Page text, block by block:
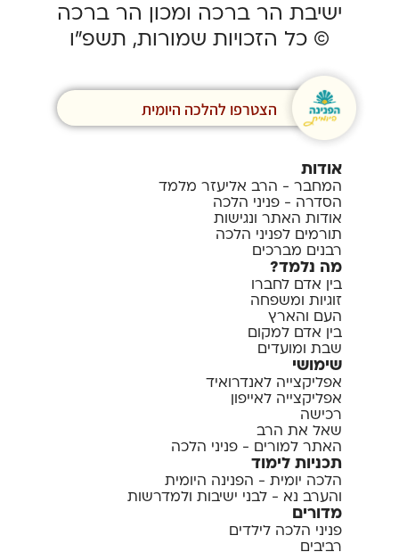
ישיבת הר ברכה ומכון הר ברכה
© כל הזכויות שמורות, תשפ”ו
הצטרפו להלכה היומית
אודות
המחבר - הרב אליעזר מלמד
הסדרה - פניני הלכה
אודות האתר ונגישות
תורמים לפניני הלכה
רבנים מברכים
מה נלמד?
בין אדם לחברו
זוגיות ומשפחה
העם והארץ
בין אדם למקום
שבת ומועדים
שימושי
אפליקצייה לאנדרואיד
אפליקצייה לאייפון
רכישה
שאל את הרב
האתר למורים - פניני הלכה
תכניות לימוד
הלכה יומית - הפנינה היומית
והערב נא - לבני ישיבות ולמדרשות
מדורים
פניני הלכה לילדים
רביבים